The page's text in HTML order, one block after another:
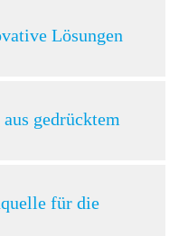
Lösungen
gedrücktem
für die